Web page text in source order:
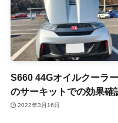
S660 44Gオイルクーラー
のサーキットでの効果確
2022年3月16日